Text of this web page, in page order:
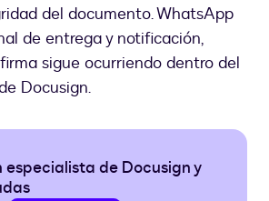
del documento. WhatsApp
de entrega y notificación,
sigue ocurriendo dentro del
Docusign.
especialista de Docusign y